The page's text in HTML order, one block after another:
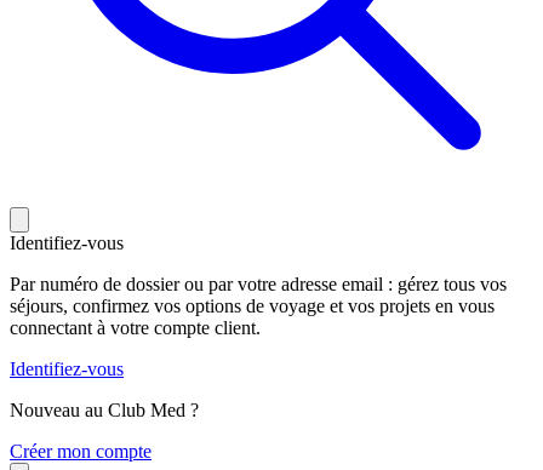
Identifiez-vous
Par numéro de dossier ou par votre adresse email : gérez tous vos
séjours, confirmez vos options de voyage et vos projets en vous
connectant à votre compte client.
Identifiez-vous
Nouveau au Club Med ?
Créer mon compte